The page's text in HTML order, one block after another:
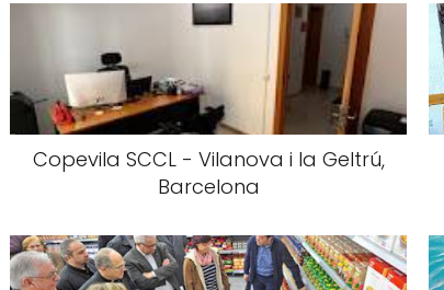
Copevila SCCL - Vilanova i la Geltrú,
Barcelona